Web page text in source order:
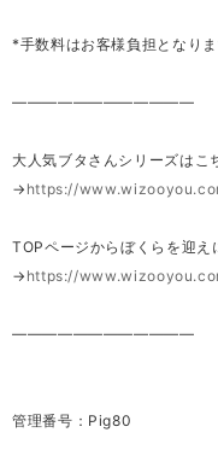
*手数料はお客様負担となり
————————————
大人気ブタさんシリーズはこ
→ https://
TOPページからぼくらを迎え
→ https://
————————————
管理番号：Pig80